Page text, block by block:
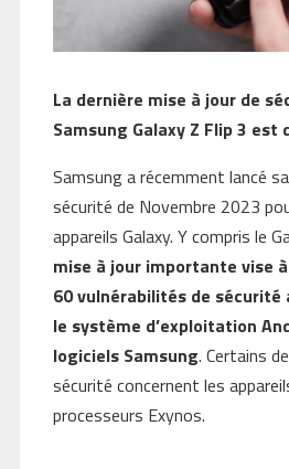
La dernière mise à jour de
Samsung Galaxy Z Flip 3 est
Samsung a récemment lancé
sécurité de Novembre 2023
appareils Galaxy. Y compris le
mise à jour importante vise
60 vulnérabilités de
le système d’exploitation
logiciels Samsung. Certains
sécurité concernent les
processeurs Exynos.